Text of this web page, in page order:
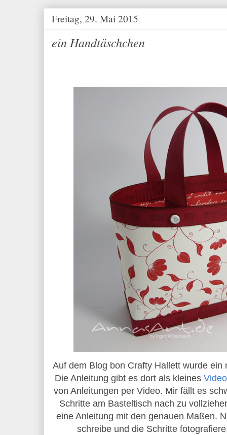
Freitag, 29. Mai 2015
ein Handtäschchen
Auf dem Blog bon Crafty Hallett wurde
Die Anleitung gibt es dort als kleines Video
von Anleitungen per Video. Mir fällt es
Schritte am Basteltisch nach zu
eine Anleitung mit den genauen Maßen.
schreibe und die Schritte